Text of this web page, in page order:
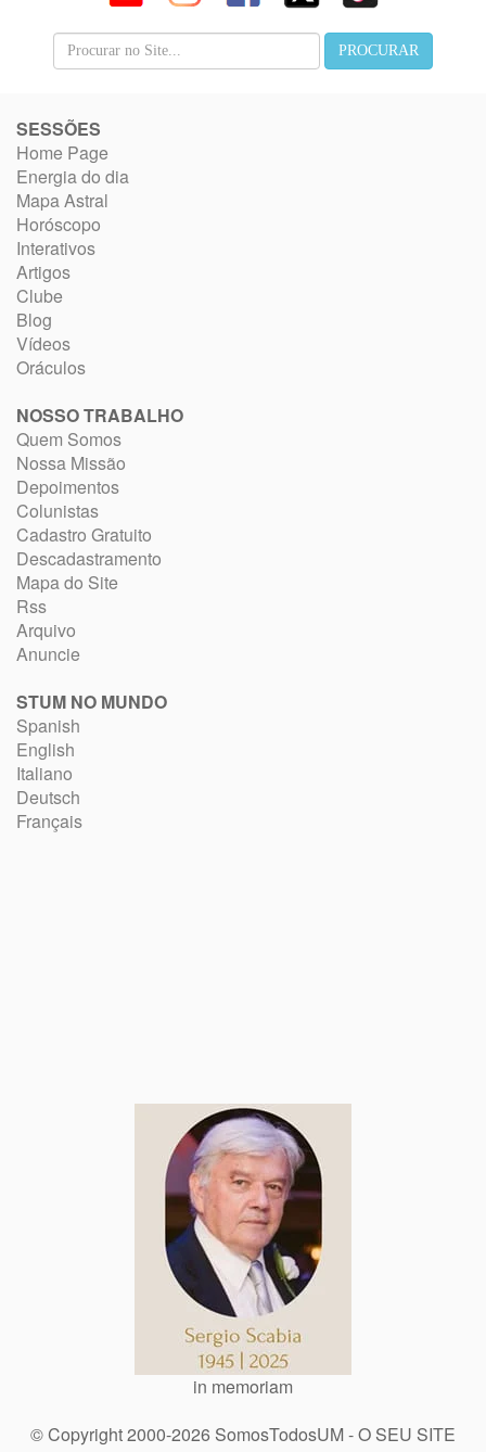
SESSÕES
Home Page
Energia do dia
Mapa Astral
Horóscopo
Interativos
Artigos
Clube
Blog
Vídeos
Oráculos
NOSSO TRABALHO
Quem Somos
Nossa Missão
Depoimentos
Colunistas
Cadastro Gratuito
Descadastramento
Mapa do Site
Rss
Arquivo
Anuncie
STUM NO MUNDO
Spanish
English
Italiano
Deutsch
Français
in memoriam
© Copyright 2000-2026 SomosTodosUM - O SEU SITE